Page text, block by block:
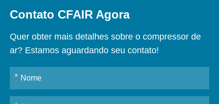
Contato CFAIR Agora
Quer obter mais detalhes sobre o compressor de
ar? Estamos aguardando seu contato!